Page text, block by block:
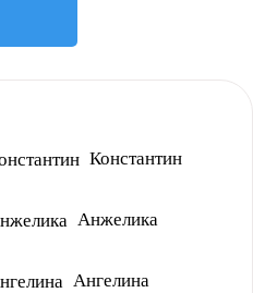
Константин
Анжелика
Ангелина